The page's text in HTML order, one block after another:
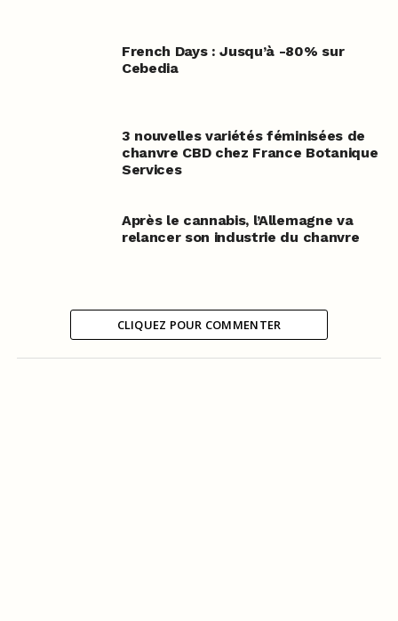
French Days : Jusqu’à -80% sur
Cebedia
3 nouvelles variétés féminisées de
chanvre CBD chez France Botanique
Services
Après le cannabis, l’Allemagne va
relancer son industrie du chanvre
CLIQUEZ POUR COMMENTER